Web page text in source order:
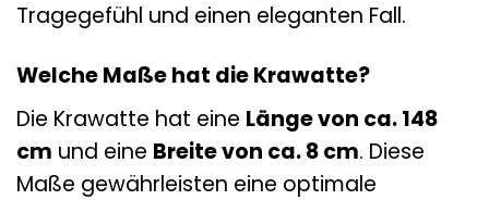
Tragegefühl und einen eleganten Fall.
Welche Maße hat die Krawatte?
Die Krawatte hat eine Länge von ca. 148
cm und eine Breite von ca. 8 cm. Diese
Maße gewährleisten eine optimale